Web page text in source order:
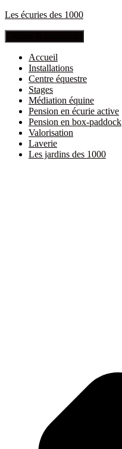
Les écuries des 1000
Accueil
Installations
Centre équestre
Stages
Médiation équine
Pension en écurie active
Pension en box-paddock
Valorisation
Laverie
Les jardins des 1000